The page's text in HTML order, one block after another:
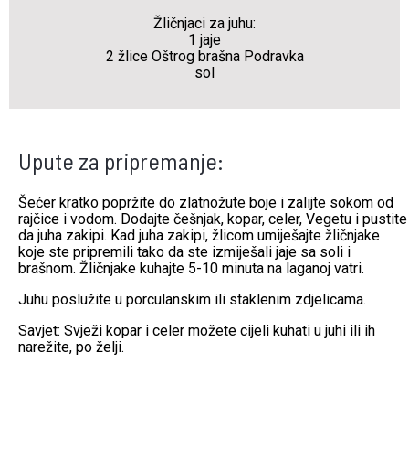
Žličnjaci za juhu:
1 jaje
2 žlice Oštrog brašna Podravka
sol
Upute za pripremanje:
Šećer kratko popržite do zlatnožute boje i zalijte sokom od
rajčice i vodom. Dodajte češnjak, kopar, celer, Vegetu i pustite
da juha zakipi. Kad juha zakipi, žlicom umiješajte žličnjake
koje ste pripremili tako da ste izmiješali jaje sa soli i
brašnom. Žličnjake kuhajte 5-10 minuta na laganoj vatri.
Juhu poslužite u porculanskim ili staklenim zdjelicama.
Savjet: Svježi kopar i celer možete cijeli kuhati u juhi ili ih
narežite, po želji.